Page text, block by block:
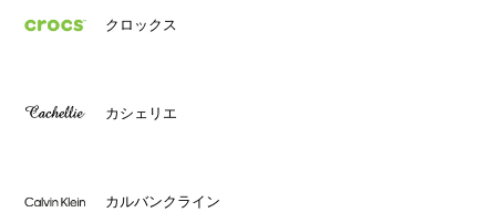
クロックス
カシェリエ
カルバンクライン